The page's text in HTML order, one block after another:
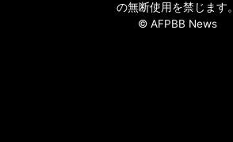
の無断使用を禁じます。
© AFPBB News